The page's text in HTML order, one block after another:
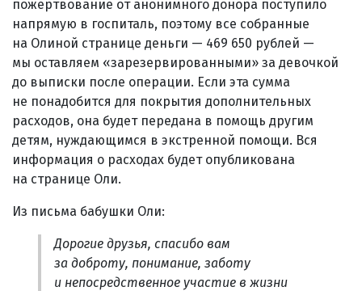
пожертвование от анонимного донора поступило
напрямую в госпиталь, поэтому все собранные
на Олиной странице деньги — 469 650 рублей —
мы оставляем «зарезервированными» за девочкой
до выписки после операции. Если эта сумма
не понадобится для покрытия дополнительных
расходов, она будет передана в помощь другим
детям, нуждающимся в экстренной помощи. Вся
информация о расходах будет опубликована
на странице Оли.
Из письма бабушки Оли:
Дорогие друзья, спасибо вам
за доброту, понимание, заботу
и непосредственное участие в жизни